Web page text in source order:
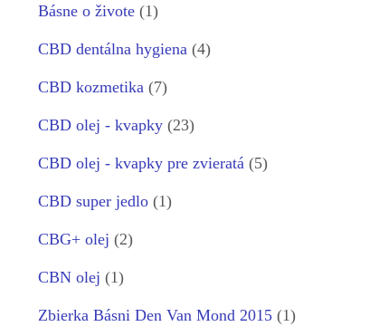
Básne o živote (1)
CBD dentálna hygiena (4)
CBD kozmetika (7)
CBD olej - kvapky (23)
CBD olej - kvapky pre zvieratá (5)
CBD super jedlo (1)
CBG+ olej (2)
CBN olej (1)
Zbierka Básni Den Van Mond 2015 (1)